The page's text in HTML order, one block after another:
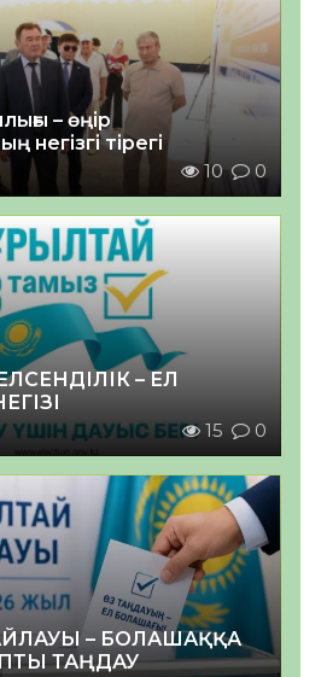
– өңір
негізгі тірегі
10 0
– ЕЛ
15 0
– БОЛАШАҚҚА
ТАҢДАУ